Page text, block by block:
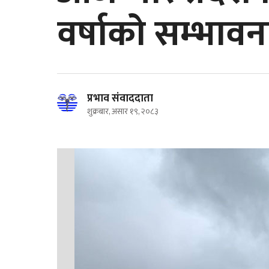
वर्षाको
प्रभाव संवाददाता
शुक्रबार, असार १९, २०८३